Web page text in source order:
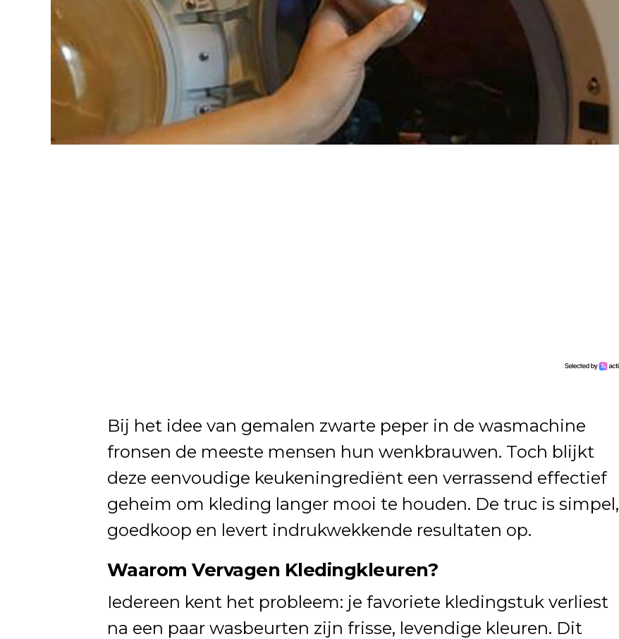
Bij het idee van gemalen zwarte peper in de wasmachine
fronsen de meeste mensen hun wenkbrauwen. Toch blijkt
deze eenvoudige keukeningrediënt een verrassend effectief
geheim om kleding langer mooi te houden. De truc is simpel,
goedkoop en levert indrukwekkende resultaten op.
Waarom Vervagen Kledingkleuren?
Iedereen kent het probleem: je favoriete kledingstuk verliest
na een paar wasbeurten zijn frisse, levendige kleuren. Dit